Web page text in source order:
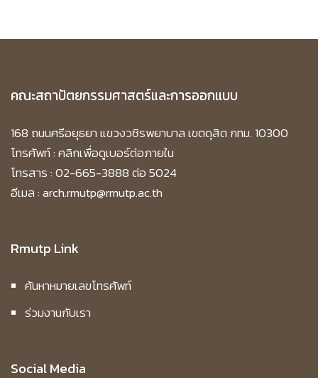
คณะสถาปัตยกรรมศาสตร์และการออกแบบ
168 ถนนศรีอยุธยา แขวงวชิรพยาบาล เขตดุสิต กทม. 10300
โทรศัพท์ :คลิกเพื่อดูเบอร์ต่อภายใน
โทรสาร : 02-665-3888 ต่อ 5024
อีเมล : arch.rmutp@rmutp.ac.th
Rmutp Link
ค้นหาหมายเลขโทรศัพท์
ร่วมงานกับเรา
Social Media